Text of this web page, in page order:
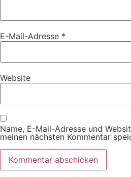
E-Mail-Adresse *
Website
Name, E-Mail-Adresse und
meinen nächsten Kommentar